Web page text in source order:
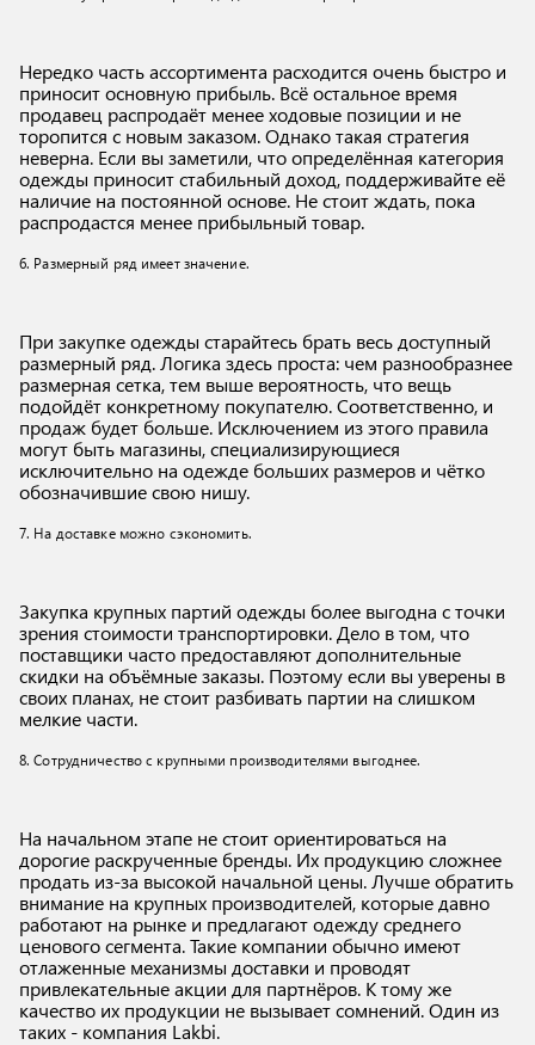
Нередко часть ассортимента расходится очень быстро и
приносит основную прибыль. Всё остальное время
продавец распродаёт менее ходовые позиции и не
торопится с новым заказом. Однако такая стратегия
неверна. Если вы заметили, что определённая категория
одежды приносит стабильный доход, поддерживайте её
наличие на постоянной основе. Не стоит ждать, пока
распродастся менее прибыльный товар.
6. Размерный ряд имеет значение.
При закупке одежды старайтесь брать весь доступный
размерный ряд. Логика здесь проста: чем разнообразнее
размерная сетка, тем выше вероятность, что вещь
подойдёт конкретному покупателю. Соответственно, и
продаж будет больше. Исключением из этого правила
могут быть магазины, специализирующиеся
исключительно на одежде больших размеров и чётко
обозначившие свою нишу.
7. На доставке можно сэкономить.
Закупка крупных партий одежды более выгодна с точки
зрения стоимости транспортировки. Дело в том, что
поставщики часто предоставляют дополнительные
скидки на объёмные заказы. Поэтому если вы уверены в
своих планах, не стоит разбивать партии на слишком
мелкие части.
8. Сотрудничество с крупными производителями выгоднее.
На начальном этапе не стоит ориентироваться на
дорогие раскрученные бренды. Их продукцию сложнее
продать из-за высокой начальной цены. Лучше обратить
внимание на крупных производителей, которые давно
работают на рынке и предлагают одежду среднего
ценового сегмента. Такие компании обычно имеют
отлаженные механизмы доставки и проводят
привлекательные акции для партнёров. К тому же
качество их продукции не вызывает сомнений. Один из
таких - компания Lakbi.